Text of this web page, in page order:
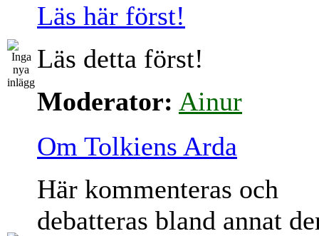
Läs här först!
Läs detta först!
Moderator: Ainur
Om Tolkiens Arda
Här kommenteras och
debatteras bland annat